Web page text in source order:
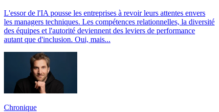
L'essor de l'IA pousse les entreprises à revoir leurs attentes envers
les managers techniques. Les compétences relationnelles, la diversité
des équipes et l'autorité deviennent des leviers de performance
autant que d'inclusion. Oui, mais...
Chronique